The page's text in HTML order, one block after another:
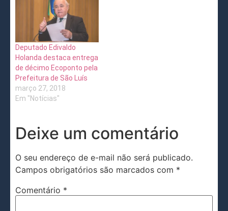
Deputado Edivaldo
Holanda destaca entrega
de décimo Ecoponto pela
Prefeitura de São Luís
março 27, 2018
Em "Notícias"
Deixe um comentário
O seu endereço de e-mail não será publicado.
Campos obrigatórios são marcados com *
Comentário *